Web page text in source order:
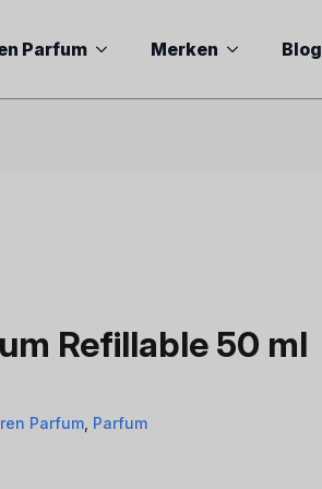
Parfum Merken
Blog
Refillable 50 ml
Parfum Parfum